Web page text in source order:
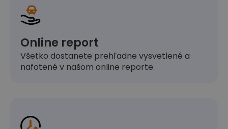
Online report
Všetko dostanete prehľadne vysvetlené a
nafotené v našom online reporte.